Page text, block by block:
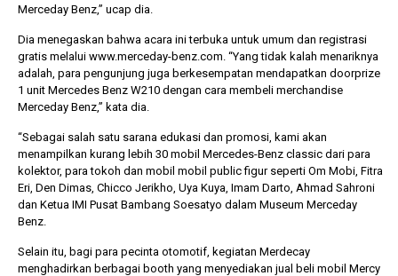
Merceday Benz,” ucap dia.
Dia menegaskan bahwa acara ini terbuka untuk umum dan registrasi
gratis melalui www.merceday-benz.com. “Yang tidak kalah menariknya
adalah, para pengunjung juga berkesempatan mendapatkan doorprize
1 unit Mercedes Benz W210 dengan cara membeli merchandise
Merceday Benz,” kata dia.
“Sebagai salah satu sarana edukasi dan promosi, kami akan
menampilkan kurang lebih 30 mobil Mercedes-Benz classic dari para
kolektor, para tokoh dan mobil mobil public figur seperti Om Mobi, Fitra
Eri, Den Dimas, Chicco Jerikho, Uya Kuya, Imam Darto, Ahmad Sahroni
dan Ketua IMI Pusat Bambang Soesatyo dalam Museum Merceday
Benz.
Selain itu, bagi para pecinta otomotif, kegiatan Merdecay
menghadirkan berbagai booth yang menyediakan jual beli mobil Mercy